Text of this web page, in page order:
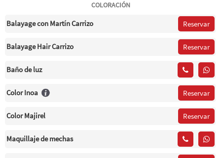
COLORACIÓN
Balayage con Martín Carrizo Reservar
Balayage Hair Carrizo Reservar
Baño de luz
Color Inoa Reservar
Color Majirel Reservar
Maquillaje de mechas